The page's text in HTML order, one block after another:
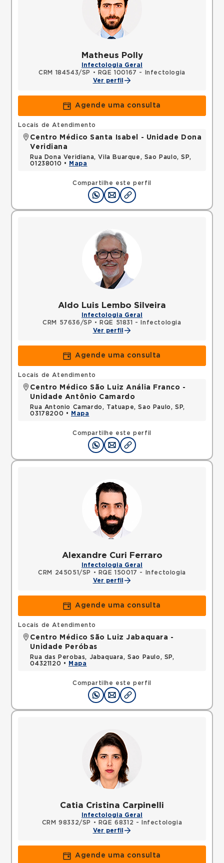
Matheus Polly
Infectologia Geral
CRM 184543/SP
•
RQE 100167 - Infectologia
Ver perfil
Agende uma consulta
Compartilhe este perfil
Locais de Atendimento
Centro Médico Santa Isabel - Unidade Dona
Veridiana
Rua Dona Veridiana, Vila Buarque, Sao Paulo, SP,
01238010 •
Mapa
Aldo Luis Lembo Silveira
Infectologia Geral
CRM 57636/SP •
RQE 51831 - Infectologia
Ver perfil
Agende uma consulta
Compartilhe este perfil
Locais de Atendimento
Centro Médico São Luiz Anália Franco -
Unidade Antônio Camardo
Rua Antonio Camardo, Tatuape, Sao Paulo, SP,
03178200 •
Mapa
Alexandre Curi Ferraro
Infectologia Geral
CRM 245051/SP
•
RQE 150017 - Infectologia
Ver perfil
Agende uma consulta
Compartilhe este perfil
Locais de Atendimento
Centro Médico São Luiz Jabaquara -
Unidade Peróbas
Rua das Perobas, Jabaquara, Sao Paulo, SP,
04321120 •
Mapa
Catia Cristina Carpinelli
Infectologia Geral
CRM 98332/SP
•
RQE 68312 - Infectologia
Ver perfil
Agende uma consulta